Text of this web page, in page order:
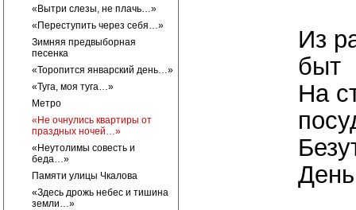
«Вытри слезы, не плачь…»
«Переступить через себя…»
Зимняя предвыборная
песенка
«Торопится январский день…»
«Туга, моя туга…»
Метро
«Не очнулись квартиры от
праздных ночей…»
«Неутолимы совесть и
беда…»
Памяти улицы Чкалова
«Здесь дрожь небес и тишина
земли…»
Из
быт
На